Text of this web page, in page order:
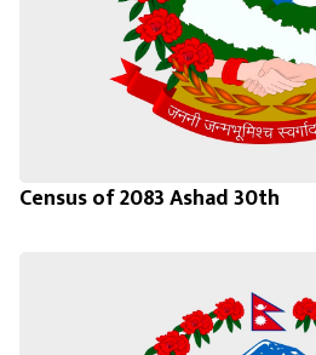
Census of 2083 Ashad 30th